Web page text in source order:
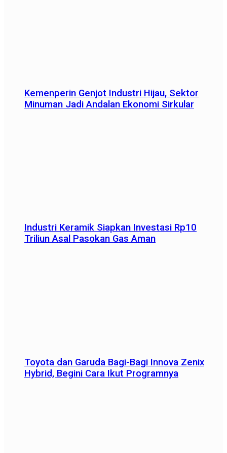
Kemenperin Genjot Industri Hijau, Sektor
Minuman Jadi Andalan Ekonomi Sirkular
Industri Keramik Siapkan Investasi Rp10
Triliun Asal Pasokan Gas Aman
Toyota dan Garuda Bagi-Bagi Innova Zenix
Hybrid, Begini Cara Ikut Programnya